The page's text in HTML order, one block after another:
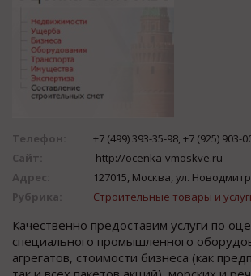
Телефон:
+7 (499) 393-35-98, +7 (925) 903-
Сайт:
http://ocenka-vmoskve.ru
Адрес:
127015, Москва, ул.
Рубрика:
Строительные товары и
Качественно предоставим услуги по
специального промышленного
агрегатов, стоимости бизнеса (как